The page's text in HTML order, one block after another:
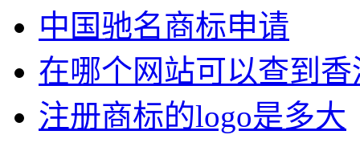
中国驰名商标申请
在哪个网站可以查到
注册商标的logo是多大